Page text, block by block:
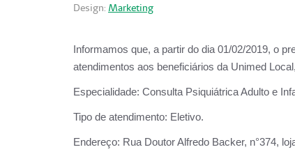
Design: Marketing
Informamos que, a partir do dia 01/02/2019, o
atendimentos aos beneficiários da Unimed
Especialidade: Consulta Psiquiátrica Adulto e
Tipo de atendimento: Eletivo.
Endereço: Rua Doutor Alfredo Backer, n°374,